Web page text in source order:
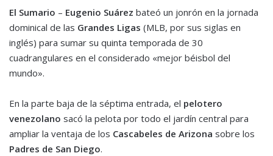
El Sumario – Eugenio Suárez bateó un jonrón en la jornada
dominical de las Grandes Ligas (MLB, por sus siglas en
inglés) para sumar su quinta temporada de 30
cuadrangulares en el considerado «mejor béisbol del
mundo».
En la parte baja de la séptima entrada, el pelotero
venezolano sacó la pelota por todo el jardín central para
ampliar la ventaja de los Cascabeles de Arizona sobre los
Padres de San Diego.